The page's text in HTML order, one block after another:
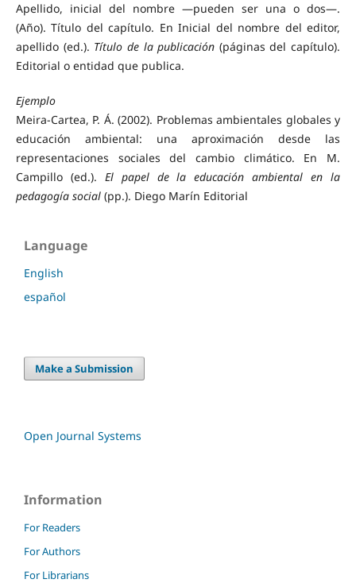
Apellido, inicial del nombre —pueden ser una o dos—.
(Año). Título del capítulo. En Inicial del nombre del editor,
apellido (ed.). Título de la publicación (páginas del capítulo).
Editorial o entidad que publica.
Ejemplo
Meira-Cartea, P. Á. (2002). Problemas ambientales globales y
educación ambiental: una aproximación desde las
representaciones sociales del cambio climático. En M.
Campillo (ed.). El papel de la educación ambiental en la
pedagogía social (pp.). Diego Marín Editorial
Language
English
español
Make a Submission
Open Journal Systems
Information
For Readers
For Authors
For Librarians